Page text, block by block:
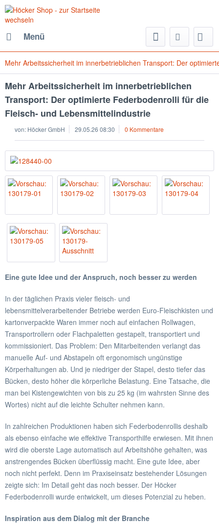
Menü
Mehr Arbeitssicherheit im innerbetrieblichen Transport: Der
Mehr Arbeitssicherheit im innerbetrieblichen
Transport: Der optimierte Federbodenrolli für die
Fleisch- und Lebensmittelindustrie
von: Höcker GmbH 29.05.26 08:30 0 Kommentare
Eine gute Idee und der Anspruch, noch besser zu werden
In der täglichen Praxis vieler fleisch- und
lebensmittelverarbeitender Betriebe werden Euro-Fleischkisten und
kartonverpackte Waren immer noch auf einfachen Rollwagen,
Transportrollern oder Flachpaletten gestapelt, transportiert und
kommissioniert. Das Problem: Den Mitarbeitenden verlangt das
manuelle Auf- und Abstapeln oft ergonomisch ungünstige
Körperhaltungen ab. Und je niedriger der Stapel, desto tiefer das
Bücken, desto höher die körperliche Belastung. Eine Tatsache, die
man bei Kistengewichten von bis zu 25 kg (im wahrsten Sinne des
Wortes) nicht auf die leichte Schulter nehmen kann.
In zahlreichen Produktionen haben sich Federbodenrollis deshalb
als ebenso einfache wie effektive Transporthilfe erwiesen. Mit ihnen
wird die oberste Lage automatisch auf Arbeitshöhe gehalten, was
anstrengendes Bücken überflüssig macht. Eine gute Idee, aber
noch nicht perfekt. Denn im Praxiseinsatz bestehender Lösungen
zeigte sich: Im Detail geht das noch besser. Der Höcker
Federbodenrolli wurde entwickelt, um dieses Potenzial zu heben.
Inspiration aus dem Dialog mit der Branche